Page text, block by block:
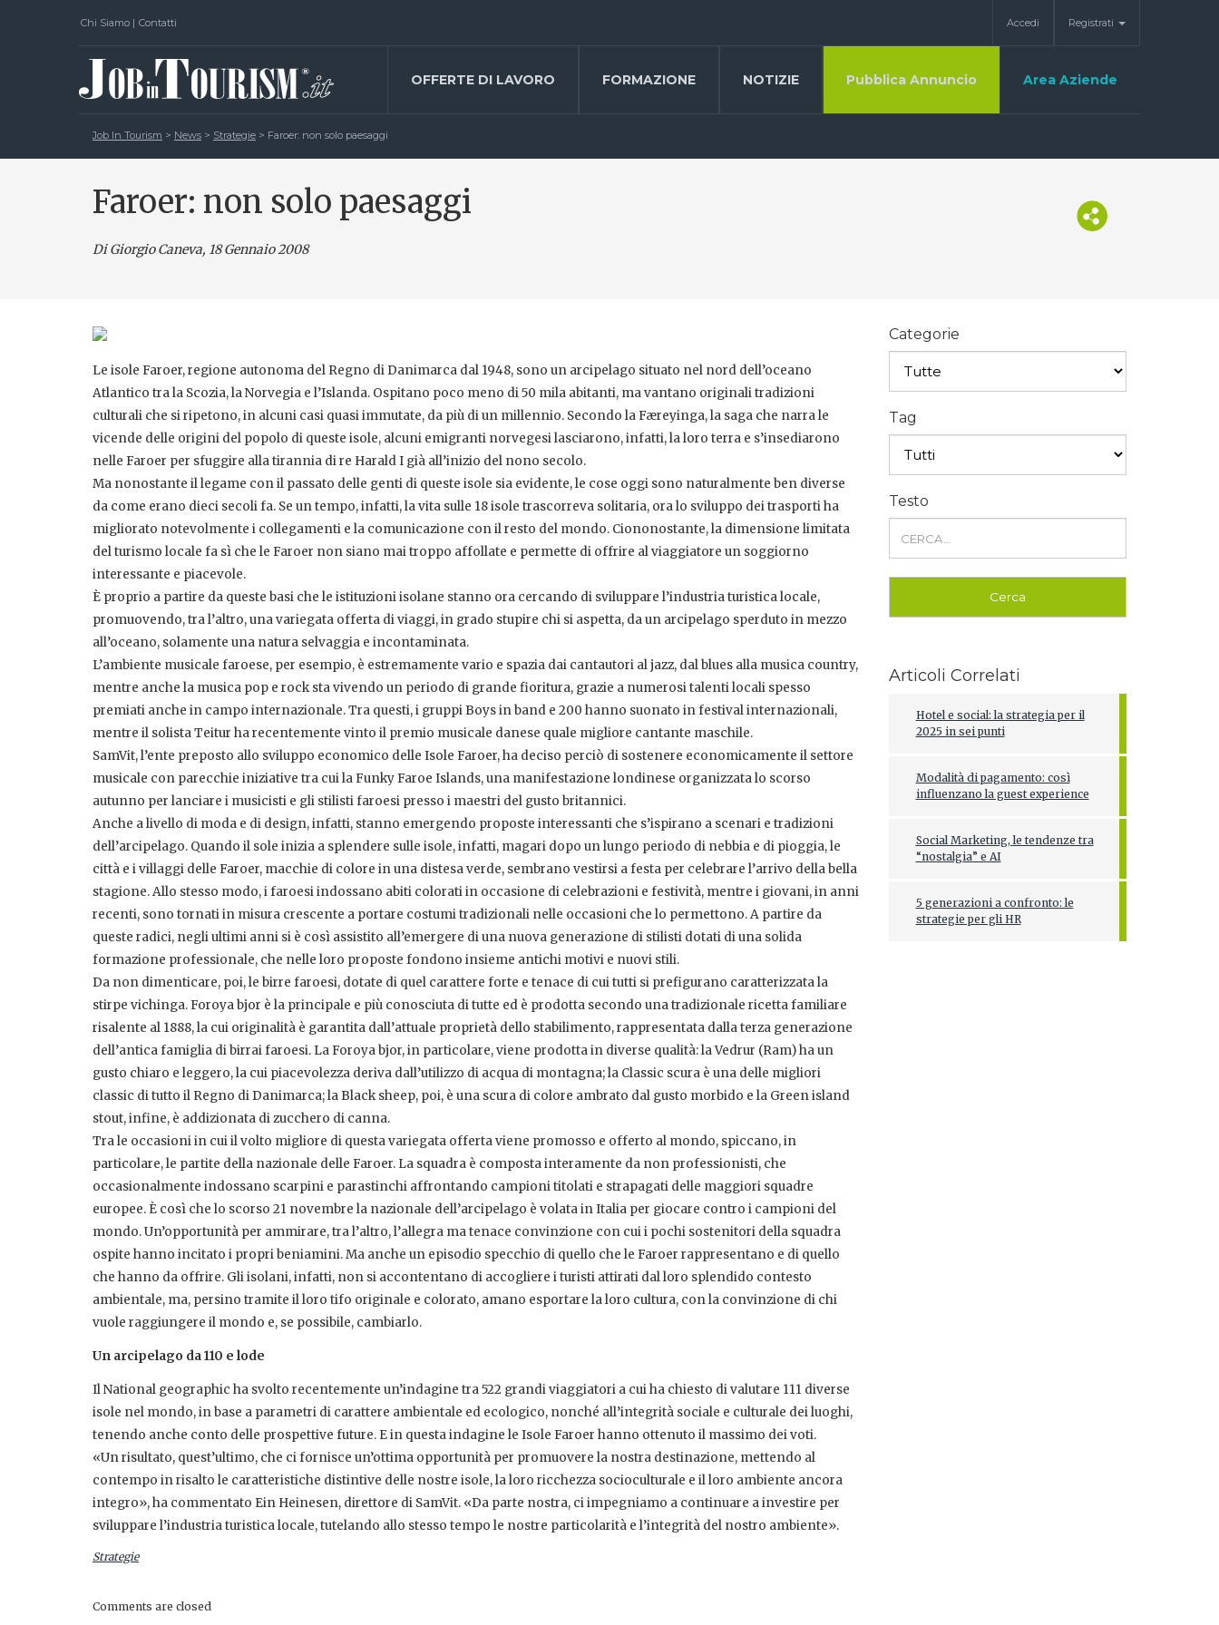
Chi Siamo | Contatti Accedi Registrati
OFFERTE DI LAVORO FORMAZIONE NOTIZIE Pubblica Annuncio Area Aziende
Job In Tourism > News > Strategie > Faroer: non solo paesaggi
Faroer: non solo paesaggi
Di Giorgio Caneva, 18 Gennaio 2008
Le isole Faroer, regione autonoma del Regno di Danimarca dal 1948, sono un arcipelago situato nel nord dell’oceano
Atlantico tra la Scozia, la Norvegia e l’Islanda. Ospitano poco meno di 50 mila abitanti, ma vantano originali tradizioni
culturali che si ripetono, in alcuni casi quasi immutate, da più di un millennio. Secondo la Færeyinga, la saga che narra le
vicende delle origini del popolo di queste isole, alcuni emigranti norvegesi lasciarono, infatti, la loro terra e s’insediarono
nelle Faroer per sfuggire alla tirannia di re Harald I già all’inizio del nono secolo.
Ma nonostante il legame con il passato delle genti di queste isole sia evidente, le cose oggi sono naturalmente ben diverse
da come erano dieci secoli fa. Se un tempo, infatti, la vita sulle 18 isole trascorreva solitaria, ora lo sviluppo dei trasporti ha
migliorato notevolmente i collegamenti e la comunicazione con il resto del mondo. Ciononostante, la dimensione limitata
del turismo locale fa sì che le Faroer non siano mai troppo affollate e permette di offrire al viaggiatore un soggiorno
interessante e piacevole.
È proprio a partire da queste basi che le istituzioni isolane stanno ora cercando di sviluppare l’industria turistica locale,
promuovendo, tra l’altro, una variegata offerta di viaggi, in grado stupire chi si aspetta, da un arcipelago sperduto in mezzo
all’oceano, solamente una natura selvaggia e incontaminata.
L’ambiente musicale faroese, per esempio, è estremamente vario e spazia dai cantautori al jazz, dal blues alla musica country,
mentre anche la musica pop e rock sta vivendo un periodo di grande fioritura, grazie a numerosi talenti locali spesso
premiati anche in campo internazionale. Tra questi, i gruppi Boys in band e 200 hanno suonato in festival internazionali,
mentre il solista Teitur ha recentemente vinto il premio musicale danese quale migliore cantante maschile.
SamVit, l’ente preposto allo sviluppo economico delle Isole Faroer, ha deciso perciò di sostenere economicamente il settore
musicale con parecchie iniziative tra cui la Funky Faroe Islands, una manifestazione londinese organizzata lo scorso
autunno per lanciare i musicisti e gli stilisti faroesi presso i maestri del gusto britannici.
Anche a livello di moda e di design, infatti, stanno emergendo proposte interessanti che s’ispirano a scenari e tradizioni
dell’arcipelago. Quando il sole inizia a splendere sulle isole, infatti, magari dopo un lungo periodo di nebbia e di pioggia, le
città e i villaggi delle Faroer, macchie di colore in una distesa verde, sembrano vestirsi a festa per celebrare l’arrivo della bella
stagione. Allo stesso modo, i faroesi indossano abiti colorati in occasione di celebrazioni e festività, mentre i giovani, in anni
recenti, sono tornati in misura crescente a portare costumi tradizionali nelle occasioni che lo permettono. A partire da
queste radici, negli ultimi anni si è così assistito all’emergere di una nuova generazione di stilisti dotati di una solida
formazione professionale, che nelle loro proposte fondono insieme antichi motivi e nuovi stili.
Da non dimenticare, poi, le birre faroesi, dotate di quel carattere forte e tenace di cui tutti si prefigurano caratterizzata la
stirpe vichinga. Foroya bjor è la principale e più conosciuta di tutte ed è prodotta secondo una tradizionale ricetta familiare
risalente al 1888, la cui originalità è garantita dall’attuale proprietà dello stabilimento, rappresentata dalla terza generazione
dell’antica famiglia di birrai faroesi. La Foroya bjor, in particolare, viene prodotta in diverse qualità: la Vedrur (Ram) ha un
gusto chiaro e leggero, la cui piacevolezza deriva dall’utilizzo di acqua di montagna; la Classic scura è una delle migliori
classic di tutto il Regno di Danimarca; la Black sheep, poi, è una scura di colore ambrato dal gusto morbido e la Green island
stout, infine, è addizionata di zucchero di canna.
Tra le occasioni in cui il volto migliore di questa variegata offerta viene promosso e offerto al mondo, spiccano, in
particolare, le partite della nazionale delle Faroer. La squadra è composta interamente da non professionisti, che
occasionalmente indossano scarpini e parastinchi affrontando campioni titolati e strapagati delle maggiori squadre
europee. È così che lo scorso 21 novembre la nazionale dell’arcipelago è volata in Italia per giocare contro i campioni del
mondo. Un’opportunità per ammirare, tra l’altro, l’allegra ma tenace convinzione con cui i pochi sostenitori della squadra
ospite hanno incitato i propri beniamini. Ma anche un episodio specchio di quello che le Faroer rappresentano e di quello
che hanno da offrire. Gli isolani, infatti, non si accontentano di accogliere i turisti attirati dal loro splendido contesto
ambientale, ma, persino tramite il loro tifo originale e colorato, amano esportare la loro cultura, con la convinzione di chi
vuole raggiungere il mondo e, se possibile, cambiarlo.
Un arcipelago da 110 e lode
Il National geographic ha svolto recentemente un’indagine tra 522 grandi viaggiatori a cui ha chiesto di valutare 111 diverse
isole nel mondo, in base a parametri di carattere ambientale ed ecologico, nonché all’integrità sociale e culturale dei luoghi,
tenendo anche conto delle prospettive future. E in questa indagine le Isole Faroer hanno ottenuto il massimo dei voti.
«Un risultato, quest’ultimo, che ci fornisce un’ottima opportunità per promuovere la nostra destinazione, mettendo al
contempo in risalto le caratteristiche distintive delle nostre isole, la loro ricchezza socioculturale e il loro ambiente ancora
integro», ha commentato Ein Heinesen, direttore di SamVit. «Da parte nostra, ci impegniamo a continuare a investire per
sviluppare l’industria turistica locale, tutelando allo stesso tempo le nostre particolarità e l’integrità del nostro ambiente».
Strategie
Comments are closed
Categorie
Tag
Testo
Articoli Correlati
Hotel e social: la strategia per il
2025 in sei punti
Modalità di pagamento: così
influenzano la guest experience
Social Marketing, le tendenze tra
“nostalgia” e AI
5 generazioni a confronto: le
strategie per gli HR